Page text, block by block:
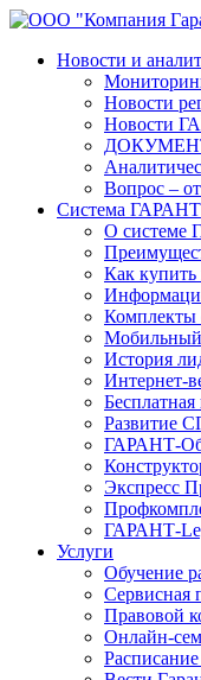
Новости и
Новости
Новости
Вопрос –
Система ГАРАНТ
О системе
Как купить
История
Интернет-
Бесплатная
Развитие
ГАРАНТ-
Экспресс
ГАРАНТ-
Услуги
Обучение
Сервисная
Правовой
Онлайн-